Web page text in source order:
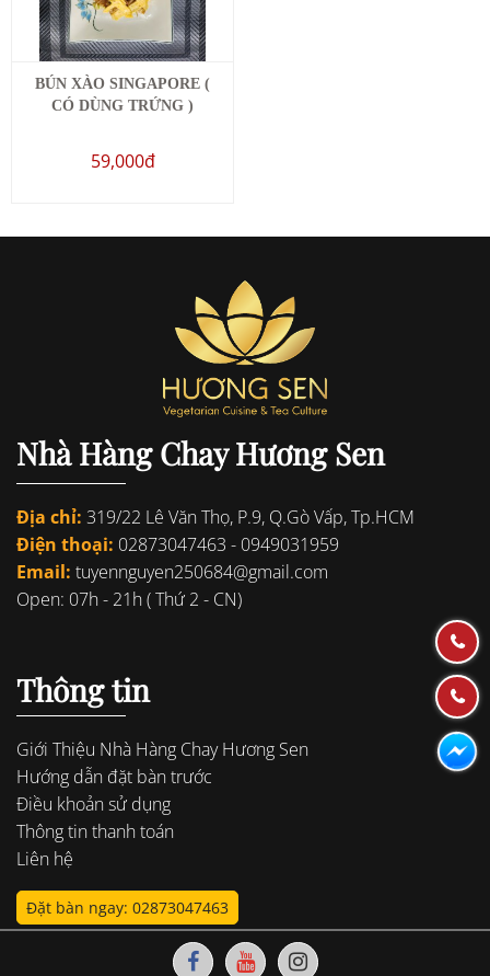
BÚN XÀO SINGAPORE (
CÓ DÙNG TRỨNG )
59,000đ
Nhà Hàng Chay Hương Sen
Địa chỉ: 319/22 Lê Văn Thọ, P.9, Q.Gò Vấp, Tp.HCM
Điện thoại: 02873047463 - 0949031959
Email: tuyennguyen250684@gmail.com
Open: 07h - 21h ( Thứ 2 - CN)
Thông tin
Giới Thiệu Nhà Hàng Chay Hương Sen
Hướng dẫn đặt bàn trước
Điều khoản sử dụng
Thông tin thanh toán
Liên hệ
Đặt bàn ngay: 02873047463